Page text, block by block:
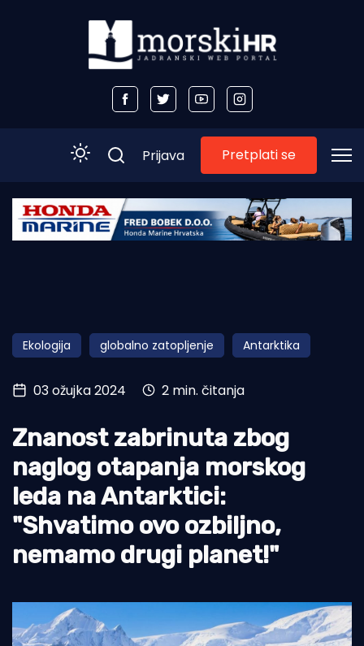
Početna
Obala
Otoci
Turizam i nautika
Pomorstvo
Ribolov
Ekologija
Tradicija i kultura
Prijava Pretplati se
Ekologija globalno zatopljenje Antarktika
03 ožujka 2024 2 min. čitanja
Znanost zabrinuta zbog
naglog otapanja morskog
leda na Antarktici:
"Shvatimo ovo ozbiljno,
nemamo drugi planet!"